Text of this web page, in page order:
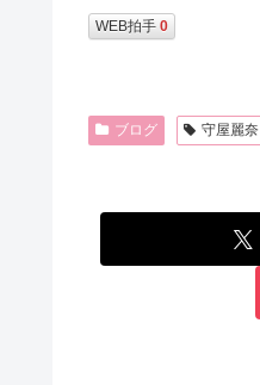
WEB拍手 0
ブログ 守屋麗奈